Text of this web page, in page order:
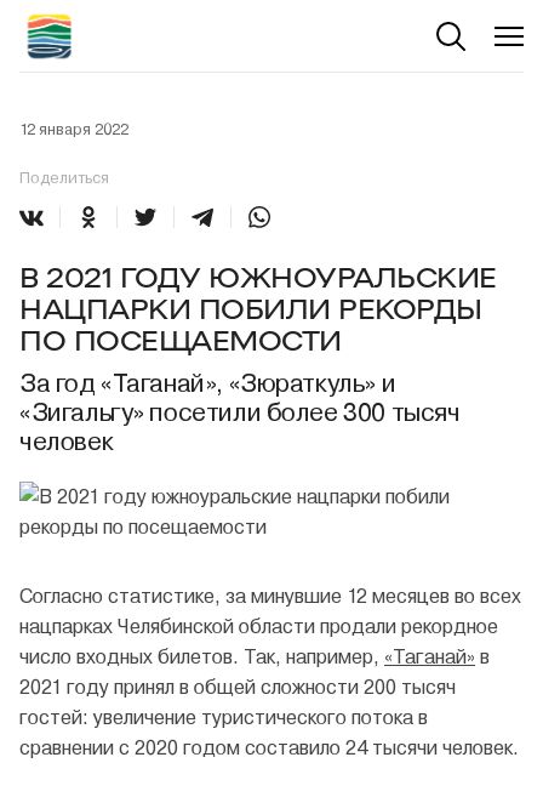
12 января 2022
Поделиться
В 2021 ГОДУ ЮЖНОУРАЛЬСКИЕ
НАЦПАРКИ ПОБИЛИ РЕКОРДЫ
ПО ПОСЕЩАЕМОСТИ
За год «Таганай», «Зюраткуль» и
«Зигальгу» посетили более 300 тысяч
человек
Согласно статистике, за минувшие 12 месяцев во всех
нацпарках Челябинской области продали рекордное
число входных билетов. Так, например, «Таганай» в
2021 году принял в общей сложности 200 тысяч
гостей: увеличение туристического потока в
сравнении с 2020 годом составило 24 тысячи человек.